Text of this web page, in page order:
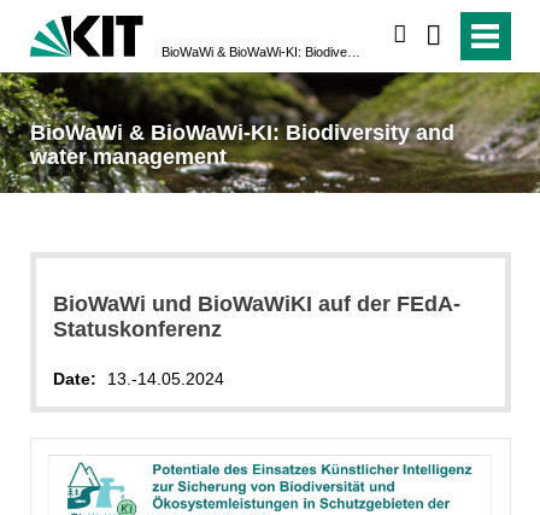
BioWaWi & BioWaWi-KI: Biodiversity and
water management
BioWaWi und BioWaWiKI auf der FEdA-
Statuskonferenz
Date: 13.-14.05.2024